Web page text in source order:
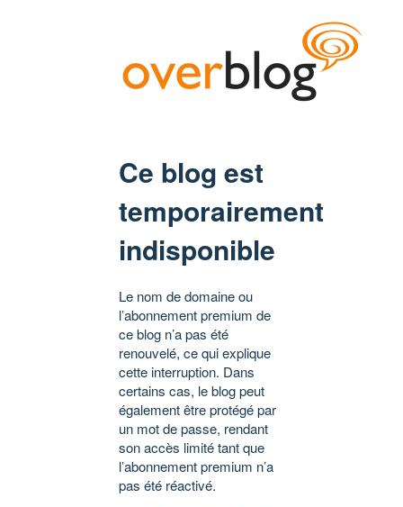
Ce blog est
temporairement
indisponible
Le nom de domaine ou
l’abonnement premium de
ce blog n’a pas été
renouvelé, ce qui explique
cette interruption. Dans
certains cas, le blog peut
également être protégé par
un mot de passe, rendant
son accès limité tant que
l’abonnement premium n’a
pas été réactivé.